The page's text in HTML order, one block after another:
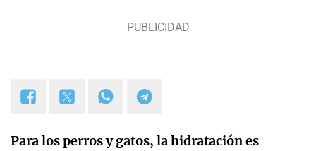
Para los perros y gatos, la hidratación es